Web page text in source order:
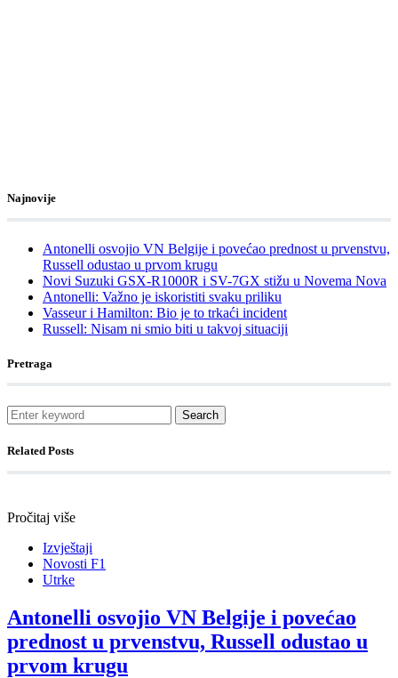
Najnovije
Antonelli osvojio VN Belgije i povećao prednost u prvenstvu,
Russell odustao u prvom krugu
Novi Suzuki GSX-R1000R i SV-7GX stižu u Novema Nova
Antonelli: Važno je iskoristiti svaku priliku
Vasseur i Hamilton: Bio je to trkaći incident
Russell: Nisam ni smio biti u takvoj situaciji
Pretraga
Search
Related Posts
Pročitaj više
Izvještaji
Novosti F1
Utrke
Antonelli osvojio VN Belgije i povećao
prednost u prvenstvu, Russell odustao u
prvom krugu